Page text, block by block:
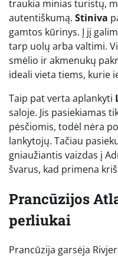
traukia minias turistų,
autentiškumą. Stiniva
gamtos kūrinys. Į jį
tarp uolų arba valtimi.
smėlio ir akmenukų
ideali vieta tiems, kurie
Taip pat verta aplankyti
saloje. Jis pasiekiamas
pėsčiomis, todėl nėra
lankytojų. Tačiau
gniaužiantis vaizdas į
švarus, kad primena
Prancūzijos
perliukai
Prancūzija garsėja